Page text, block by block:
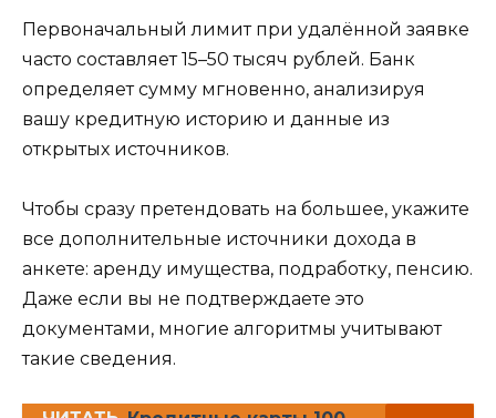
Первоначальный лимит при удалённой заявке
часто составляет 15–50 тысяч рублей. Банк
определяет сумму мгновенно, анализируя
вашу кредитную историю и данные из
открытых источников.
Чтобы сразу претендовать на большее, укажите
все дополнительные источники дохода в
анкете: аренду имущества, подработку, пенсию.
Даже если вы не подтверждаете это
документами, многие алгоритмы учитывают
такие сведения.